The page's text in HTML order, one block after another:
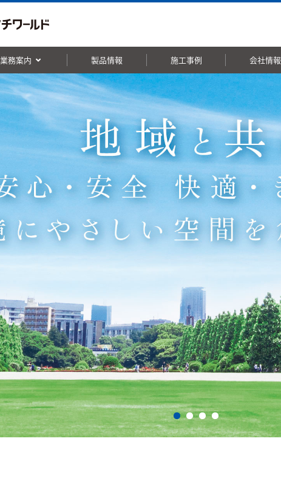
業務案内 製品情報 施工事例 会社情報